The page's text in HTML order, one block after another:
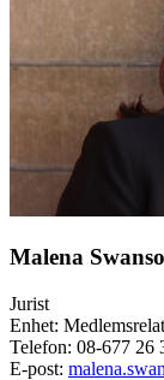
Malena
Jurist
Enhet:
Telefon: 08-677 26
E-post: